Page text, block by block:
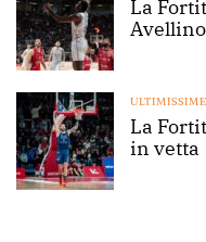
La
ULTIMISSIME
La
in vetta